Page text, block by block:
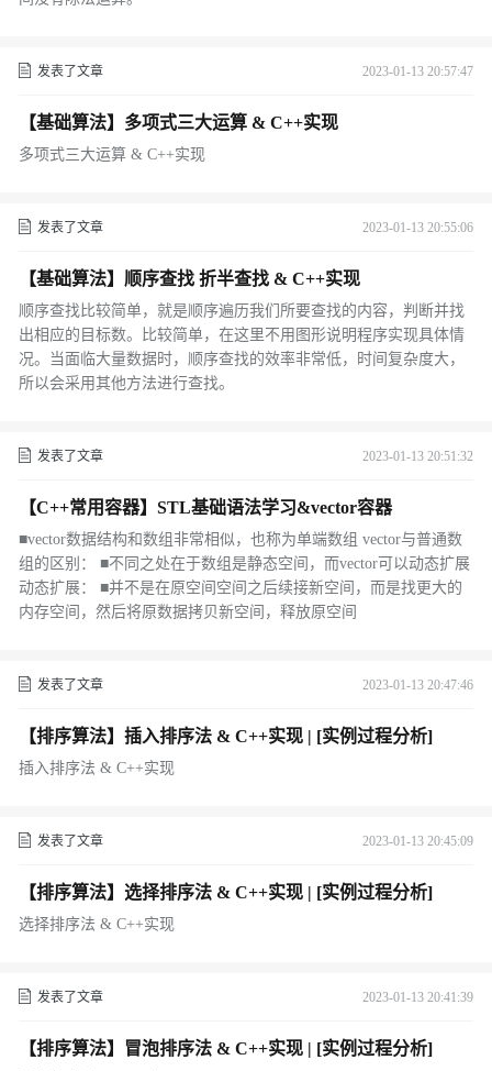
发表了文章 2023-01-13 20:57:47
【基础算法】多项式三大运算 & C++实现
多项式三大运算 & C++实现
发表了文章 2023-01-13 20:55:06
【基础算法】顺序查找 折半查找 & C++实现
顺序查找比较简单，就是顺序遍历我们所要查找的内容，判断并找
出相应的目标数。比较简单，在这里不用图形说明程序实现具体情
况。当面临大量数据时，顺序查找的效率非常低，时间复杂度大，
所以会采用其他方法进行查找。
发表了文章 2023-01-13 20:51:32
【C++常用容器】STL基础语法学习&vector容器
■vector数据结构和数组非常相似，也称为单端数组 vector与普通数
组的区别： ■不同之处在于数组是静态空间，而vector可以动态扩展
动态扩展： ■并不是在原空间空间之后续接新空间，而是找更大的
内存空间，然后将原数据拷贝新空间，释放原空间
发表了文章 2023-01-13 20:47:46
【排序算法】插入排序法 & C++实现 | [实例过程分析]
插入排序法 & C++实现
发表了文章 2023-01-13 20:45:09
【排序算法】选择排序法 & C++实现 | [实例过程分析]
选择排序法 & C++实现
发表了文章 2023-01-13 20:41:39
【排序算法】冒泡排序法 & C++实现 | [实例过程分析]